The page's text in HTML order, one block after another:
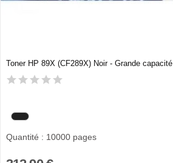
Toner HP 89X (CF289X) Noir - Grande capacité
Quantité : 10000 pages